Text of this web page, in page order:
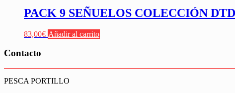
PACK 9 SEÑUELOS COLECCIÓN
83,00€ Añadir al carrito
Contacto
PESCA PORTILLO